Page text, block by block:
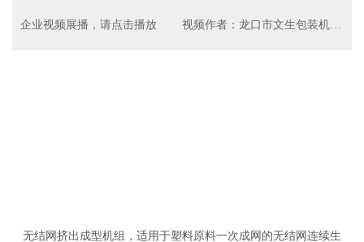
企业视频展播，请点击播放 视频作者：龙口市文生包装机械厂
无结网挤出成型机组，适用于塑料原料一次成网的无结网连续生